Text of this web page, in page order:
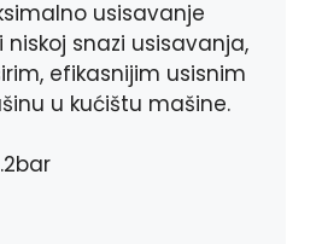
usisavanje
niskoj snazi ​​usisavanja,
efikasnijim usisnim
u kućištu mašine.